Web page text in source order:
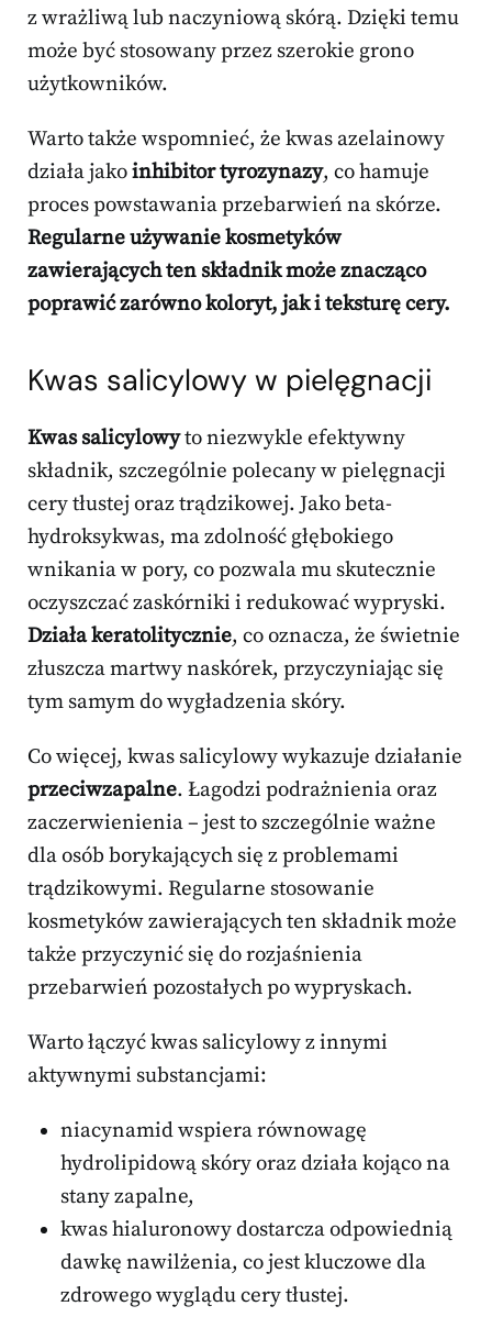
z wrażliwą lub naczyniową skórą. Dzięki temu
może być stosowany przez szerokie grono
użytkowników.
Warto także wspomnieć, że kwas azelainowy
działa jakoinhibitor tyrozynazy, co hamuje
proces powstawania przebarwień na skórze.
Regularne używanie kosmetyków
zawierających ten składnik może znacząco
poprawić zarówno koloryt, jak i teksturę cery.
Kwas salicylowy w pielęgnacji
Kwas salicylowyto niezwykle efektywny
składnik, szczególnie polecany w pielęgnacji
cery tłustej oraz trądzikowej. Jako beta-
hydroksykwas, ma zdolność głębokiego
wnikania w pory, co pozwala mu skutecznie
oczyszczać zaskórniki i redukować wypryski.
Działa keratolitycznie, co oznacza, że świetnie
złuszcza martwy naskórek, przyczyniając się
tym samym do wygładzenia skóry.
Co więcej, kwas salicylowy wykazuje działanie
przeciwzapalne. Łagodzi podrażnienia oraz
zaczerwienienia – jest to szczególnie ważne
dla osób borykających się z problemami
trądzikowymi. Regularne stosowanie
kosmetyków zawierających ten składnik może
także przyczynić się do rozjaśnienia
przebarwień pozostałych po wypryskach.
Warto łączyć kwas salicylowy z innymi
aktywnymi substancjami:
niacynamid wspiera równowagę
hydrolipidową skóry oraz działa kojąco na
stany zapalne,
kwas hialuronowy dostarcza odpowiednią
dawkę nawilżenia, co jest kluczowe dla
zdrowego wyglądu cery tłustej.